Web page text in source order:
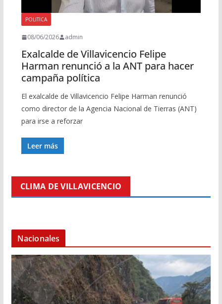
POLITICA
08/06/2026 admin
Exalcalde de Villavicencio Felipe
Harman renunció a la ANT para hacer
campaña política
El exalcalde de Villavicencio Felipe Harman renunció
como director de la Agencia Nacional de Tierras (ANT)
para irse a reforzar
Leer más
CLIMA DE VILLAVICENCIO
Nacionales